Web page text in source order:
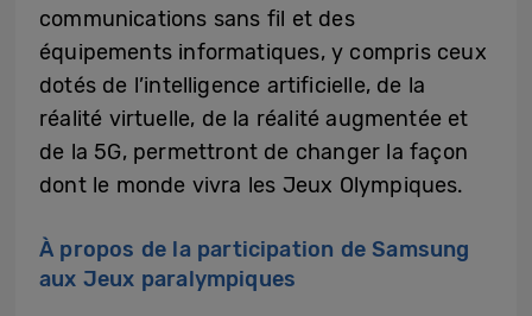
communications sans fil et des
équipements informatiques, y compris ceux
dotés de l’intelligence artificielle, de la
réalité virtuelle, de la réalité augmentée et
de la 5G, permettront de changer la façon
dont le monde vivra les Jeux Olympiques.
À propos de la participation de Samsung
aux Jeux paralympiques